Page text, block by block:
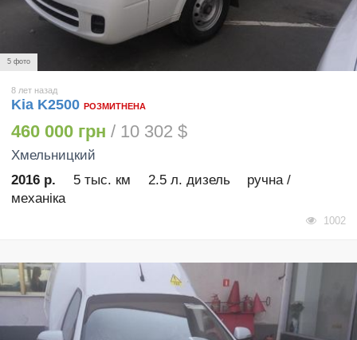
5 фото
8 лет назад
Kia K2500 РОЗМИТНЕНА
460 000 грн / 10 302 $
Хмельницкий
2016 р.
5 тыс. км 2.5 л. дизель
ручна /
механіка
1002